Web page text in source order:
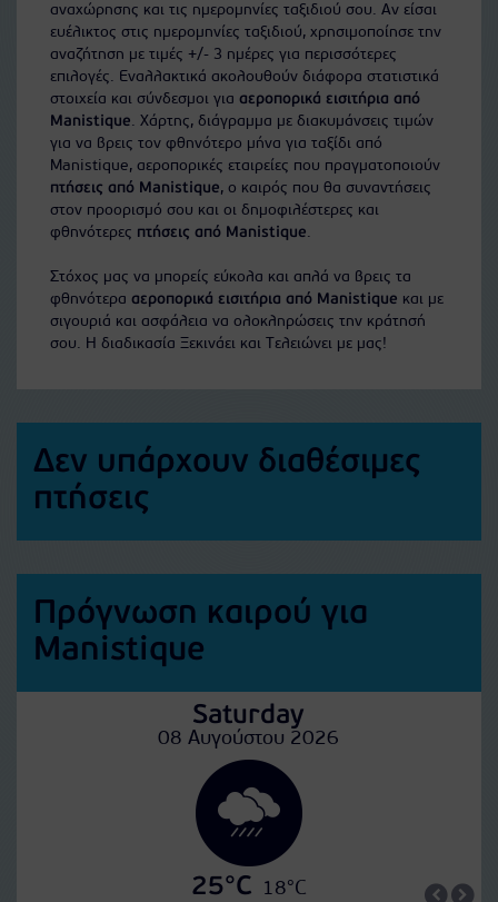
αναχώρησης και τις ημερομηνίες ταξιδιού σου. Αν είσαι
ευέλικτος στις ημερομηνίες ταξιδιού, χρησιμοποίησε την
αναζήτηση με τιμές +/- 3 ημέρες για περισσότερες
επιλογές. Εναλλακτικά ακολουθούν διάφορα στατιστικά
στοιχεία και σύνδεσμοι για αεροπορικά εισιτήρια από
Manistique. Χάρτης, διάγραμμα με διακυμάνσεις τιμών
για να βρεις τον φθηνότερο μήνα για ταξίδι από
Manistique, αεροπορικές εταιρείες που πραγματοποιούν
πτήσεις από Manistique, ο καιρός που θα συναντήσεις
στον προορισμό σου και οι δημοφιλέστερες και
φθηνότερες πτήσεις από Manistique.
Στόχος μας να μπορείς εύκολα και απλά να βρεις τα
φθηνότερα αεροπορικά εισιτήρια από Manistique και με
σιγουριά και ασφάλεια να ολοκληρώσεις την κράτησή
σου. Η διαδικασία Ξεκινάει και Τελειώνει με μας!
Δεν υπάρχουν διαθέσιμες
πτήσεις
Πρόγνωση καιρού για
Manistique
Saturday
08 Αυγούστου 2026
25°C 18°C